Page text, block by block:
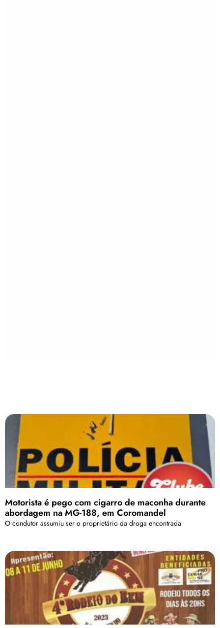
Motorista é pego com cigarro de maconha durante
abordagem na MG-188, em Coromandel
O condutor assumiu ser o proprietário da droga encontrada